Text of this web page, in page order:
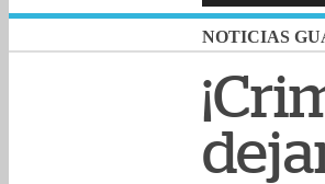
NOTICIAS